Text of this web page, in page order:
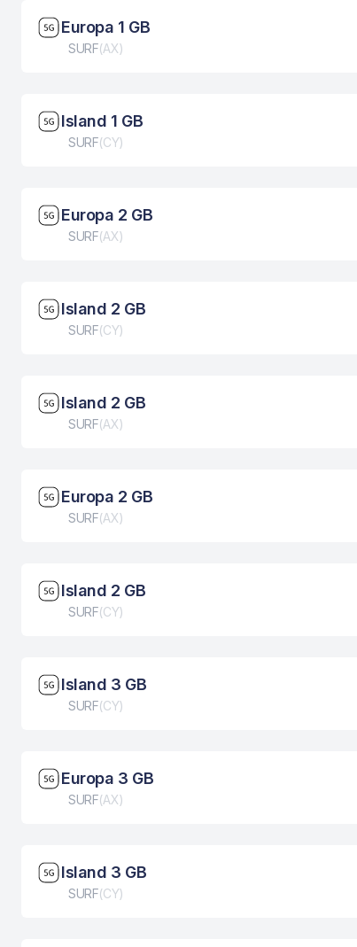
Brzina mreže: 5G
Europa 1 GB
Tip eSIM kartice
SURF(AX)
Brzina mreže: 5G
Island 1 GB
Tip eSIM kartice
SURF(CY)
Brzina mreže: 5G
Europa 2 GB
Tip eSIM kartice
SURF(AX)
Brzina mreže: 5G
Island 2 GB
Tip eSIM kartice
SURF(CY)
Brzina mreže: 5G
Island 2 GB
Tip eSIM kartice
SURF(AX)
Brzina mreže: 5G
Europa 2 GB
Tip eSIM kartice
SURF(AX)
Brzina mreže: 5G
Island 2 GB
Tip eSIM kartice
SURF(CY)
Brzina mreže: 5G
Island 3 GB
Tip eSIM kartice
SURF(CY)
Brzina mreže: 5G
Europa 3 GB
Tip eSIM kartice
SURF(AX)
Brzina mreže: 5G
Island 3 GB
Tip eSIM kartice
SURF(CY)